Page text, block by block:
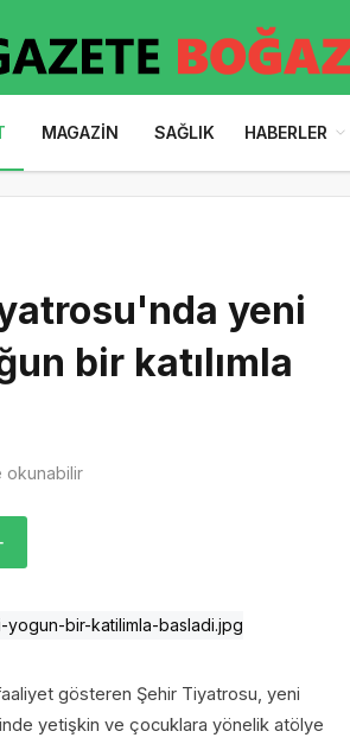
MAGAZIN SAĞLIK HABERLER
yeni
bir katılımla
okunabilir
gösteren Şehir Tiyatrosu, yeni
yetişkin ve çocuklara yönelik atölye